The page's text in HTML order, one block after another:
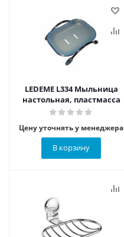
LEDEME L334 Мыльница
настольная, пластмасса
Цену уточнять у менеджера
В корзину